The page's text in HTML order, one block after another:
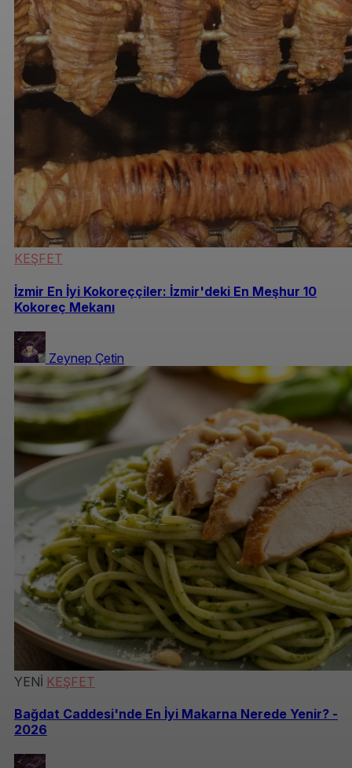
KEŞFET
İzmir En İyi Kokoreççiler: İzmir'deki En Meşhur 10
Kokoreç Mekanı
Zeynep Çetin
YENİ KEŞFET
Bağdat Caddesi'nde En İyi Makarna Nerede Yenir? -
2026